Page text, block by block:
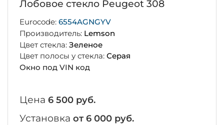
Лобовое стекло Peugeot 308
Eurocode: 6554AGNGYV
Производитель: Lemson
Цвет стекла: Зеленое
Цвет полосы у стекла: Серая
Окно под VIN код
Цена 6 500 руб.
Установка от 6 000 руб.